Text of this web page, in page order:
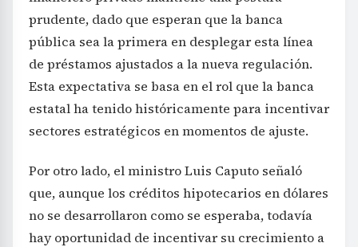
prudente, dado que esperan que la banca
pública sea la primera en desplegar esta línea
de préstamos ajustados a la nueva regulación.
Esta expectativa se basa en el rol que la banca
estatal ha tenido históricamente para incentivar
sectores estratégicos en momentos de ajuste.
Por otro lado, el ministro Luis Caputo señaló
que, aunque los créditos hipotecarios en dólares
no se desarrollaron como se esperaba, todavía
hay oportunidad de incentivar su crecimiento a